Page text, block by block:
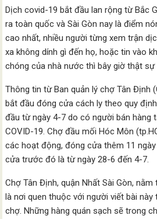
Dịch covid-19 bắt đầu lan rộng từ Bắc
ra toàn quốc và Sài Gòn nay là điểm
cao nhất, nhiều người từng xem trận
xa không dính gì đến họ, hoặc tin vào
chóng của nhà nước thì bây giờ thật sự
Thông tin từ Ban quản lý chợ Tân Định
bắt đầu đóng cửa cách ly theo quy
đầu từ ngày 4-7 do có người bán hàng
COVID-19. Chợ đầu mối Hóc Môn
các hoạt động, đóng cửa thêm 11
cửa trước đó là từ ngày 28-6 đến 4-7.
Chợ Tân Định, quận Nhất Sài Gòn,
là nơi quen thuộc với người viết bài
chợ. Những hàng quán sạch sẽ trong